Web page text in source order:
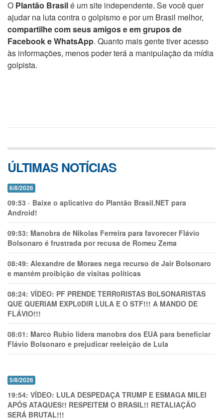
O Plantão Brasilé um site independente. Se você quer
ajudar na luta contra o golpismo e por um Brasil melhor,
compartilhe com seus amigos e em grupos de
Facebook e WhatsApp. Quanto mais gente tiver acesso
às informações, menos poder terá a manipulação da mídia
golpista.
ÚLTIMAS NOTÍCIAS
6/8/2026
09:53 - Baixe o aplicativo do Plantão Brasil.NET para
Android!
09:53: Manobra de Nikolas Ferreira para favorecer Flávio
Bolsonaro é frustrada por recusa de Romeu Zema
08:49: Alexandre de Moraes nega recurso de Jair Bolsonaro
e mantém proibição de visitas políticas
08:24: VÍDEO: PF PRENDE TERR0RlSTAS B0LSONARlSTAS
QUE QUERIAM EXPL0DlR LULA E O STF!!! A MANDO DE
FLÁVIO!!!
08:01: Marco Rubio lidera manobra dos EUA para beneficiar
Flávio Bolsonaro e prejudicar reeleição de Lula
5/8/2026
19:54: VÍDEO: LULA DESPEDAÇA TRUMP E ESMAGA MILEI
APÓS ATAQUES!! RESPEITEM O BRASIL!! RETALIAÇÃO
SERÁ BRUTAL!!!